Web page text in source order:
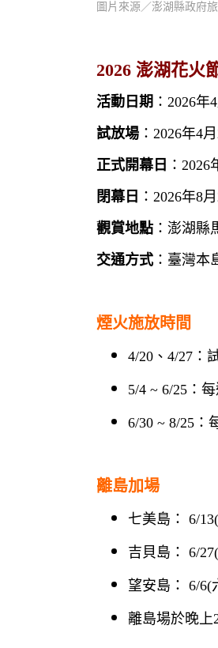
圖片來源／澎湖縣政府
2026 澎湖花火
活動日期 ：2026年
試放場 ：2026年4
正式開幕日 ：2026
閉幕日 ：2026年8
觀賞地點 ：澎湖縣
交通方式：臺灣本
煙火施放時間
4/20、4/27：
5/4 ~ 6/25：
6/30 ~ 8/25：
離島加場
七美島： 6/
吉貝島： 6/
望安島： 6/6(
離島場於晚上